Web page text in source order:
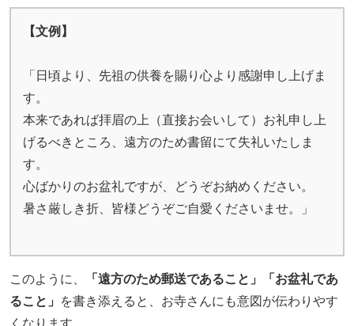
【文例】
「日頃より、先祖の供養を賜り心より感謝申し上げま
す。
本来であれば拝眉の上（直接お会いして）お礼申し上
げるべきところ、遠方のため書留にて失礼いたしま
す。
心ばかりのお盆礼ですが、どうぞお納めください。
暑さ厳しき折、皆様どうぞご自愛くださいませ。」
このように、
「遠方のため郵送であること」「お盆礼であ
ること」
を書き添えると、お寺さんにも意図が伝わりやす